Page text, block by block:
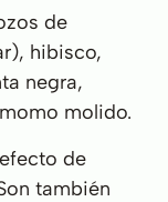
de
hibisco,
negra,
molido.
de
también